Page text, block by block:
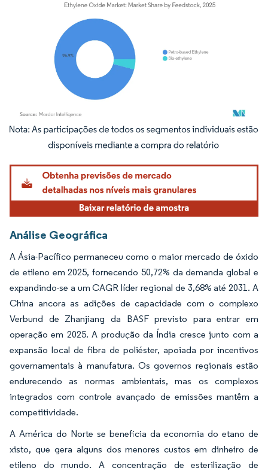
Imagem © Mordor Intelligence. O reuso requer atribuição conforme CC BY 4.0.
Análise Geográfica
A Ásia-Pacífico permaneceu como o maior mercado de óxido
de etileno em 2025, fornecendo 50,72% da demanda global e
expandindo-se a um CAGR líder regional de 3,68% até 2031. A
China ancora as adições de capacidade com o complexo
Verbund de Zhanjiang da BASF previsto para entrar em
operação em 2025. A produção da Índia cresce junto com a
expansão local de fibra de poliéster, apoiada por incentivos
governamentais à manufatura. Os governos regionais estão
endurecendo as normas ambientais, mas os complexos
integrados com controle avançado de emissões mantêm a
competitividade.
A América do Norte se beneficia da economia do etano de
xisto, que gera alguns dos menores custos em dinheiro de
etileno do mundo. A concentração de esterilização de